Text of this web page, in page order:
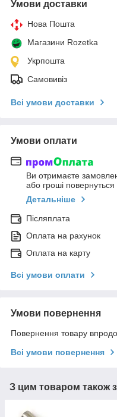
Умови доставки
Нова Пошта
Магазини Rozetka
Укрпошта
Самовивіз
Всі умови доставки
Умови оплати
Ви отримаєте
або гроші
Детальніше
Післяплата
Оплата на рахунок
Оплата на карту
Всі умови оплати
Умови повернення
Повернення товару
Всі умови повернення
З цим товаром також